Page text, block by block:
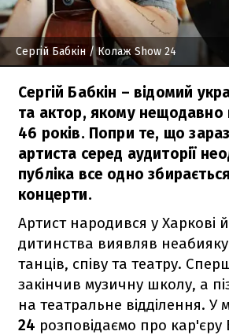
Сергій Бабкін / Колаж Show 24
Сергій Бабкін – відомий
та актор, якому нещодавно
46 років. Попри те, що
артиста серед аудиторії
публіка все одно
концерти.
Артист народився у Харкові
дитинства виявляв
танців, співу та театру.
закінчив музичну школу, а
на театральне відділення. У
24 розповідаємо про кар'єру